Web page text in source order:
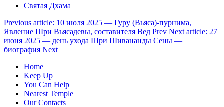
Святая Дхама
Previous article: 10 июля 2025 — Гуру (Вьяса)-пурнима,
Явление Шри Вьясадевы, составителя Вед Prev Next article: 27
июня 2025 — день ухода Шри Шивананды Сены —
биография Next
Home
Keep Up
You Can Help
Nearest Temple
Our Contacts